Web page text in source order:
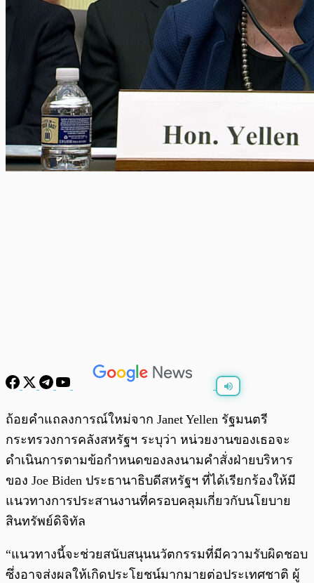
/0:00
ถ้อยคำแถลงการณ์ใหม่จาก Janet Yellen รัฐมนตรี
กระทรวงการคลังสหรัฐฯ ระบุว่า หน่วยงานของเธอจะ
ดำเนินการตามข้อกำหนดของลงนามคำสั่งฝ่ายบริหาร
ของ Joe Biden ประธานาธิบดีสหรัฐฯ ที่ได้เรียกร้องให้มี
แนวทางการประสานงานที่ครอบคลุมเกี่ยวกับนโยบาย
สินทรัพย์ดิจิทัล
“แนวทางนี้จะช่วยสนับสนุนนวัตกรรมที่มีความรับผิดชอบ
ซึ่งอาจส่งผลให้เกิดประโยชน์มากมายต่อประเทศชาติ ผู้